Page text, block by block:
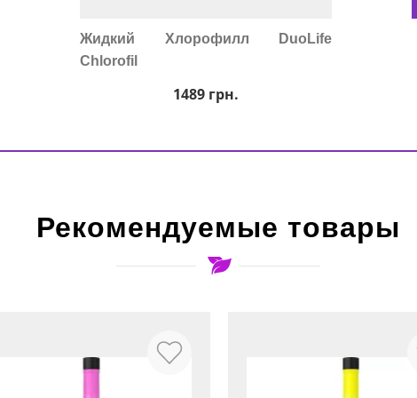
Жидкий Хлорофилл DuoLife
Chlorofil
1489 грн.
Рекомендуемые товары